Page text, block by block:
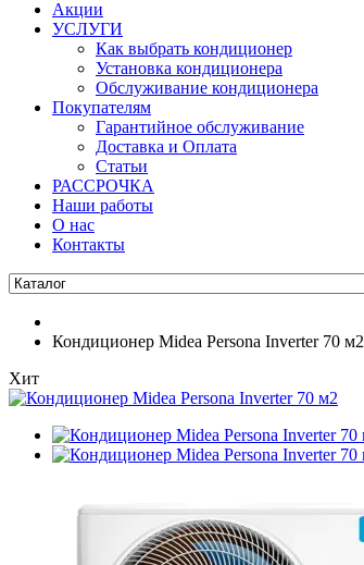
Акции
УСЛУГИ
Как выбрать кондиционер
Установка кондиционера
Обслуживание кондиционера
Покупателям
Гарантийное обслуживание
Доставка и Оплата
Статьи
РАССРОЧКА
Наши работы
О нас
Контакты
Кондиционер Midea Persona Inverter 70 м2
Хит